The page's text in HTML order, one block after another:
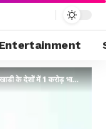
Entertainment
खाडी के देशों में 1 करोड़ भारतीयों की नौकरी खतरे में